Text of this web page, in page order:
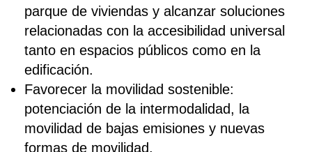
parque de viviendas y alcanzar soluciones
relacionadas con la accesibilidad universal
tanto en espacios públicos como en la
edificación.
Favorecer la movilidad sostenible:
potenciación de la intermodalidad, la
movilidad de bajas emisiones y nuevas
formas de movilidad.